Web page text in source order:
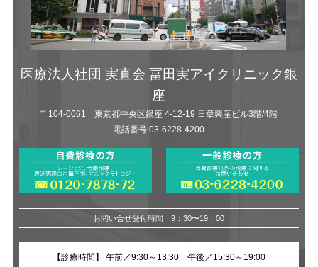
医療法人社団 実直会 冨田実アイクリニック銀
座
〒104-0061 東京都中央区銀座 4-12-19 日章興産ビル3階/4階
電話番号:03-6228-4200
お問い合せ受付時間 9：30〜19：00
【診療時間】 午前／9:30～13:30 午後／15:30～19:00